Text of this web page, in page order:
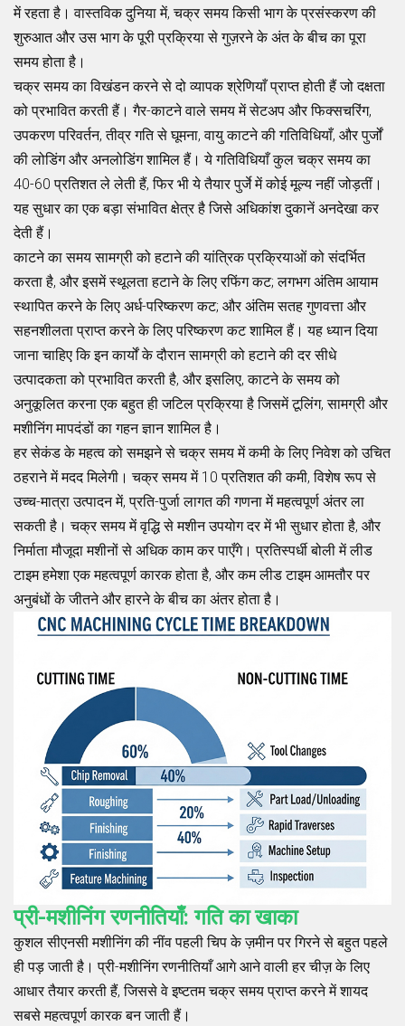
में रहता है। वास्तविक दुनिया में, चक्र समय किसी भाग के प्रसंस्करण की
शुरुआत और उस भाग के पूरी प्रक्रिया से गुज़रने के अंत के बीच का पूरा
समय होता है।
चक्र समय का विखंडन करने से दो व्यापक श्रेणियाँ प्राप्त होती हैं जो दक्षता
को प्रभावित करती हैं। गैर-काटने वाले समय में सेटअप और फिक्सचरिंग,
उपकरण परिवर्तन, तीव्र गति से घूमना, वायु काटने की गतिविधियाँ, और पुर्जों
की लोडिंग और अनलोडिंग शामिल हैं। ये गतिविधियाँ कुल चक्र समय का
40-60 प्रतिशत ले लेती हैं, फिर भी ये तैयार पुर्जे में कोई मूल्य नहीं जोड़तीं।
यह सुधार का एक बड़ा संभावित क्षेत्र है जिसे अधिकांश दुकानें अनदेखा कर
देती हैं।
काटने का समय सामग्री को हटाने की यांत्रिक प्रक्रियाओं को संदर्भित
करता है, और इसमें स्थूलता हटाने के लिए रफिंग कट; लगभग अंतिम आयाम
स्थापित करने के लिए अर्ध-परिष्करण कट; और अंतिम सतह गुणवत्ता और
सहनशीलता प्राप्त करने के लिए परिष्करण कट शामिल हैं। यह ध्यान दिया
जाना चाहिए कि इन कार्यों के दौरान सामग्री को हटाने की दर सीधे
उत्पादकता को प्रभावित करती है, और इसलिए, काटने के समय को
अनुकूलित करना एक बहुत ही जटिल प्रक्रिया है जिसमें टूलिंग, सामग्री और
मशीनिंग मापदंडों का गहन ज्ञान शामिल है।
हर सेकंड के महत्व को समझने से चक्र समय में कमी के लिए निवेश को उचित
ठहराने में मदद मिलेगी। चक्र समय में 10 प्रतिशत की कमी, विशेष रूप से
उच्च-मात्रा उत्पादन में, प्रति-पुर्जा लागत की गणना में महत्वपूर्ण अंतर ला
सकती है। चक्र समय में वृद्धि से मशीन उपयोग दर में भी सुधार होता है, और
निर्माता मौजूदा मशीनों से अधिक काम कर पाएँगे। प्रतिस्पर्धी बोली में लीड
टाइम हमेशा एक महत्वपूर्ण कारक होता है, और कम लीड टाइम आमतौर पर
अनुबंधों के जीतने और हारने के बीच का अंतर होता है।
प्री-मशीनिंग रणनीतियाँ: गति का खाका
कुशल सीएनसी मशीनिंग की नींव पहली चिप के ज़मीन पर गिरने से बहुत पहले
ही पड़ जाती है। प्री-मशीनिंग रणनीतियाँ आगे आने वाली हर चीज़ के लिए
आधार तैयार करती हैं, जिससे वे इष्टतम चक्र समय प्राप्त करने में शायद
सबसे महत्वपूर्ण कारक बन जाती हैं।